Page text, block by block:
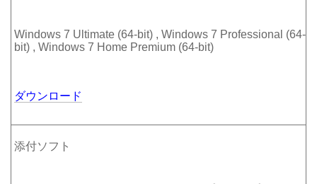
Windows 7 Ultimate (64-bit) , Windows 7 Professional (64-
bit) , Windows 7 Home Premium (64-bit)
ダウンロード
添付ソフト